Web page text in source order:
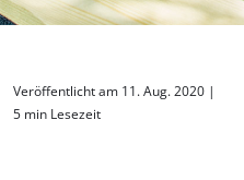
Veröffentlicht am 11. Aug. 2020 |
5 min Lesezeit